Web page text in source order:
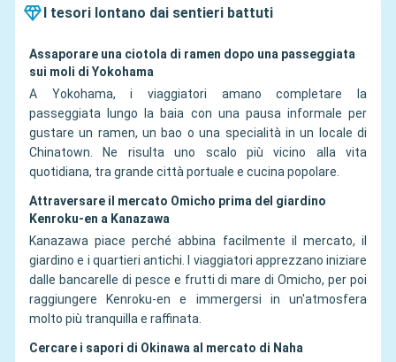
I tesori lontano dai sentieri battuti
Assaporare una ciotola di ramen dopo una passeggiata
sui moli di Yokohama
A Yokohama, i viaggiatori amano completare la
passeggiata lungo la baia con una pausa informale per
gustare un ramen, un bao o una specialità in un locale di
Chinatown. Ne risulta uno scalo più vicino alla vita
quotidiana, tra grande città portuale e cucina popolare.
Attraversare il mercato Omicho prima del giardino
Kenroku-en a Kanazawa
Kanazawa piace perché abbina facilmente il mercato, il
giardino e i quartieri antichi. I viaggiatori apprezzano iniziare
dalle bancarelle di pesce e frutti di mare di Omicho, per poi
raggiungere Kenroku-en e immergersi in un'atmosfera
molto più tranquilla e raffinata.
Cercare i sapori di Okinawa al mercato di Naha